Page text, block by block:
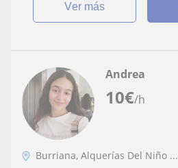
ver más
10€/h
Andrea
Burriana, Alquerías Del Niño ...